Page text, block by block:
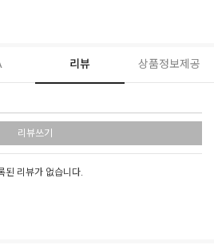
리뷰 상품정보제공
리뷰쓰기
된 리뷰가 없습니다.